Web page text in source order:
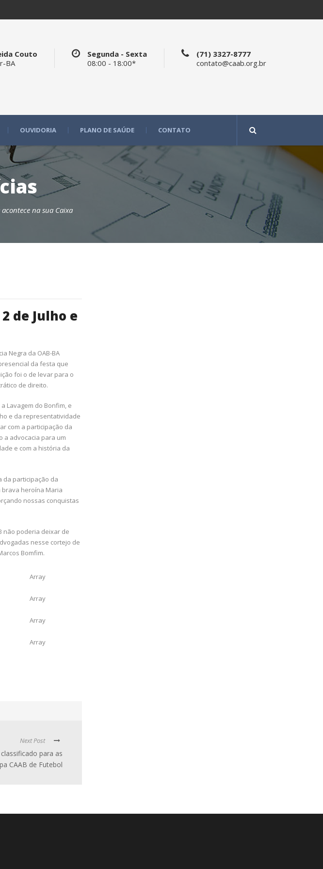
Couto
BA
Segunda - Sexta
08:00 - 18:00*
(71) 3327-8777
contato@caab.org.br
OUVIDORIA PLANO DE SAÚDE CONTATO
na sua Caixa
de Julho e
Negra da OAB-BA
da festa que
foi o de levar para o
de direito.
Lavagem do Bonfim, e
e da representatividade
com a participação da
a advocacia para um
e com a história da
da participação da
brava heroína Maria
nossas conquistas
não poderia deixar de
nesse cortejo de
Bomfim.
Array
Array
Array
Array
Next Post
para as
CAAB de Futebol